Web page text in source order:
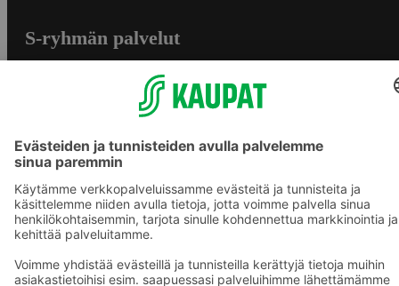
S-ryhmän palvelut
S-ostoslista -sovellus
Prisma.fi
Sokos.fi
S-Pankki
Yhteishyvä
Sokos Hotels
Raflaamo